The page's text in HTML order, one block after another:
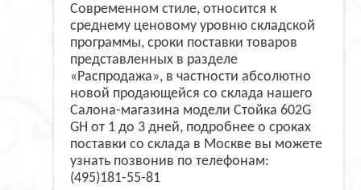
Современном стиле, относится к
среднему ценовому уровню складской
программы, сроки поставки товаров
представленных в разделе
«Распродажа», в частности абсолютно
новой продающейся со склада нашего
Салона-магазина модели Стойка 602G
GH от 1 до 3 дней, подробнее о сроках
поставки со склада в Москве вы можете
узнать позвонив по телефонам:
(495)181-55-81